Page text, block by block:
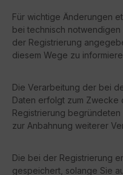
Für wichtige Änderungen
bei technisch
der Registrierung
diesem Wege zu
Die Verarbeitung der bei
Daten erfolgt zum Zwecke
Registrierung
zur Anbahnung weiterer
Die bei der Registrierung
gespeichert, solange Sie